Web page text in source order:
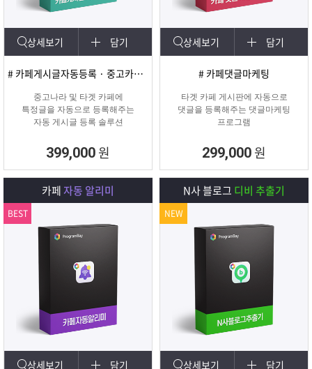
상세보기 담기
# 카페게시글자동등록 · 중고카페글쓰기
중고나라 및 타겟 카페에
특정글을 자동으로 등록해주는
자동 게시글 등록 솔루션
399,000 원
상세보기 담기
# 카페댓글마케팅
타겟 카페 게시판에 자동으로
댓글을 등록해주는 댓글마케팅
프로그램
299,000 원
카페자동 알리미
상세보기 담기
BEST
N사 블로그 디비 추출기
상세보기 담기
NEW